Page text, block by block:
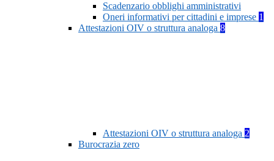
Scadenzario obblighi amministrativi
Oneri informativi per cittadini e imprese 1
Attestazioni OIV o struttura analoga 8
Attestazioni OIV o struttura analoga 2
Burocrazia zero